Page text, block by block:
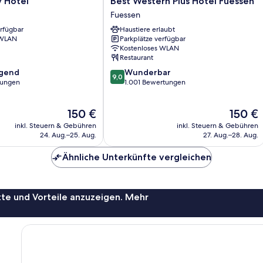
Der
Preis
beträgt
150 €
inkl. Steuern & Gebühren
24. Aug.–25. Aug.
Western
Plus
Hotel
Fuessen
Fuessen
Fuessen
Haustiere erlaubt
Parkplätze verfügbar
Kostenloses WLAN
Restaurant
9.0
von
9,0 Wunderbar
1.001 Bewertungen
Der
Preis
beträgt
150 €
inkl. Steuern & Gebühren
27. Aug.–28. Aug.
Ähnliche Unterkünfte vergleichen
und Vorteile anzuzeigen. Mehr